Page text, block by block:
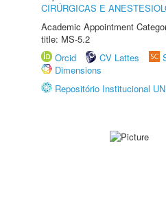
CIRÚRGICAS E
Academic Appointment
title: MS-5.2
Orcid
CV Lattes
Dimensions
Repositório Institucional